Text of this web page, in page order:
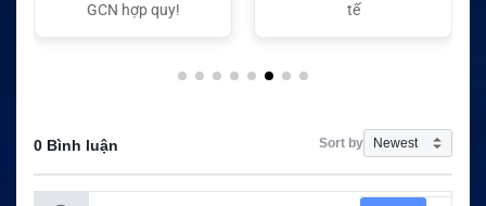
GCN hợp quy!
tế
0 Bình luận Sort by